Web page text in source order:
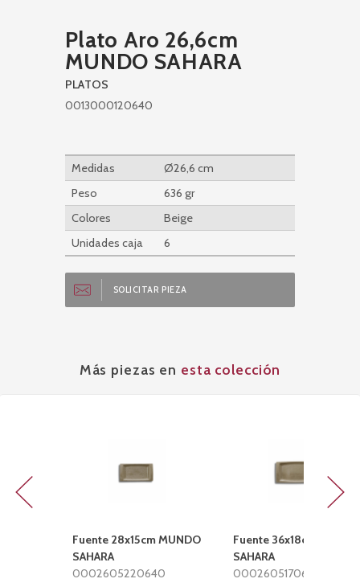
Plato Aro 26,6cm
MUNDO SAHARA
PLATOS
0013000120640
Medidas
Ø26,6 cm
Peso
636 gr
Colores
Beige
Unidades caja
6
SOLICITAR PIEZA
Más piezas en esta colección
Fuente 28x15cm MUNDO
SAHARA
0002605220640
Fuente 36x18cm
SAHARA
000260517064